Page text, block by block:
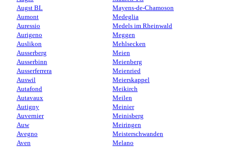
Augst BL
Aumont
Auressio
Aurigeno
Auslikon
Ausserberg
Ausserbinn
Ausserferrera
Auswil
Autafond
Autavaux
Autigny
Auvernier
Auw
Avegno
Aven
Mayens-de-Chamoson
Medeglia
Medels im Rheinwald
Meggen
Mehlsecken
Meien
Meienberg
Meienried
Meierskappel
Meikirch
Meilen
Meinier
Meinisberg
Meiringen
Meisterschwanden
Melano